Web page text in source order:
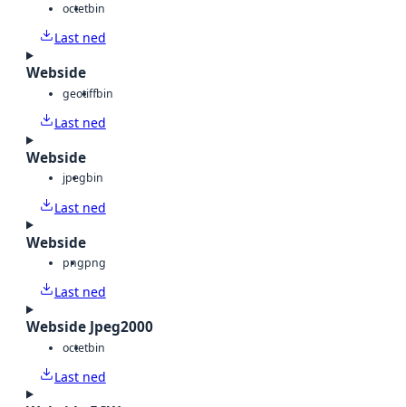
octetbin
Last ned
Webside
geotiffbin
Last ned
Webside
jpegbin
Last ned
Webside
pngpng
Last ned
Webside Jpeg2000
octetbin
Last ned